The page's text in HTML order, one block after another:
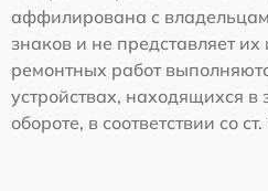
аффилирована с
знаков и не представляет
ремонтных работ
устройствах, находящихся
обороте, в соответствии со